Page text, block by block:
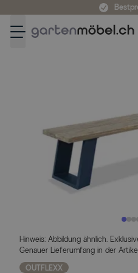
Hinweis: Abbildung ähnlich.
Genauer Lieferumfang in der
OUTFLEXX